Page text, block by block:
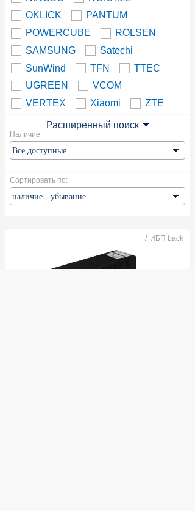
OKLICK
PANTUM
POWERCUBE
ROLSEN
SAMSUNG
Satechi
SunWind
TFN
TTEC
UGREEN
VCOM
VERTEX
Xiaomi ZTE
Расширенный поиск
Наличие:
Сортировать по:
/ ИБП back